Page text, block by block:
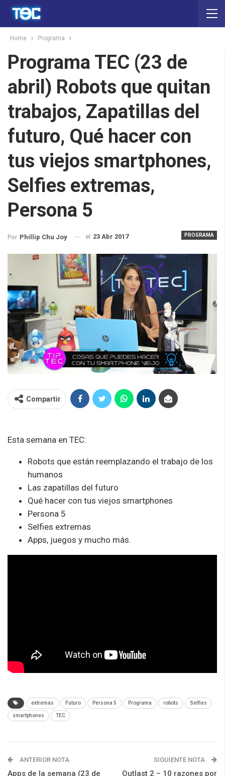
Home Programa
Programa TEC (23 de
abril) Robots que quitan
trabajos, Zapatillas del
futuro, Qué hacer con
tus viejos smartphones,
Selfies extremas,
Persona 5
PROGRAMA
Por Phillip Chu Joy el 23 Abr 2017
Compartir
Esta semana en TEC:
Robots que están reemplazando el trabajo de los
humanos
Las zapatillas del futuro
Qué hacer con tus viejos smartphones
Persona 5
Selfies extremas
Apps, juegos y mucho más.
extremas Futuro Persona 5 Programa robots Selfies
smartphones TEC
ANTERIOR NOTA
Apps de la semana (23 de
SIGUIENTE NOTA
Outlast 2 – 10 razones por